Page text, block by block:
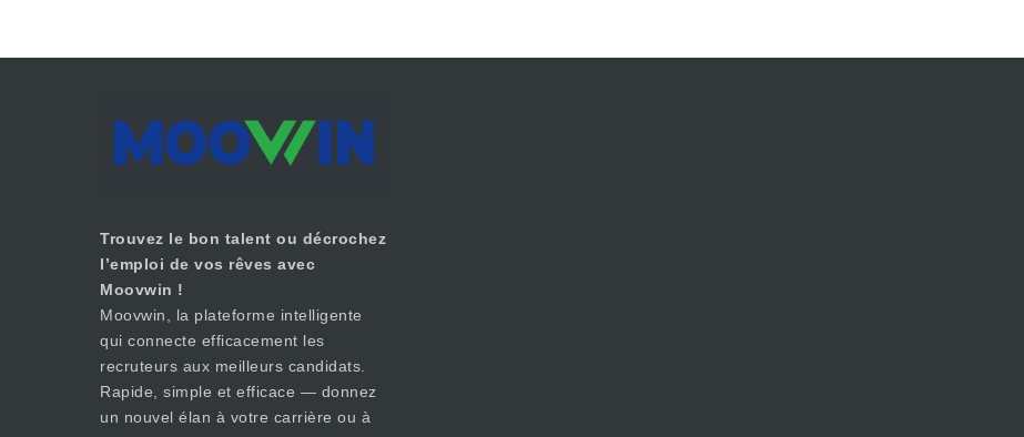
Trouvez le bon talent ou décrochez
l’emploi de vos rêves avec
Moovwin !
Moovwin, la plateforme intelligente
qui connecte efficacement les
recruteurs aux meilleurs candidats.
Rapide, simple et efficace — donnez
un nouvel élan à votre carrière ou à